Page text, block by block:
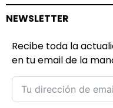
NEWSLETTER
Recibe toda la
en tu email de la